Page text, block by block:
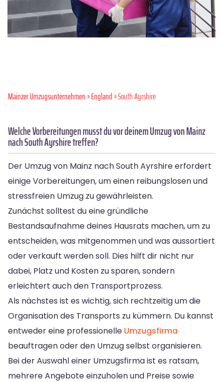
Mainzer Umzugsunternehmen»England» South Ayrshire
Welche Vorbereitungen musst du vor deinem Umzug von Mainz
nach South Ayrshire treffen?
Der Umzug von Mainz nach South Ayrshire erfordert
einige Vorbereitungen, um einen reibungslosen und
stressfreien Umzug zu gewährleisten.
Zunächst solltest du eine gründliche
Bestandsaufnahme deines Hausrats machen, um zu
entscheiden, was mitgenommen und was aussortiert
oder verkauft werden soll. Dies hilft dir nicht nur
dabei, Platz und Kosten zu sparen, sondern
erleichtert auch den Transportprozess.
Als nächstes ist es wichtig, sich rechtzeitig um die
Organisation des Transports zu kümmern. Du kannst
entweder eine professionelle Umzugsfirma
beauftragen oder den Umzug selbst organisieren.
Bei der Auswahl einer Umzugsfirma ist es ratsam,
mehrere Angebote einzuholen und Preise sowie